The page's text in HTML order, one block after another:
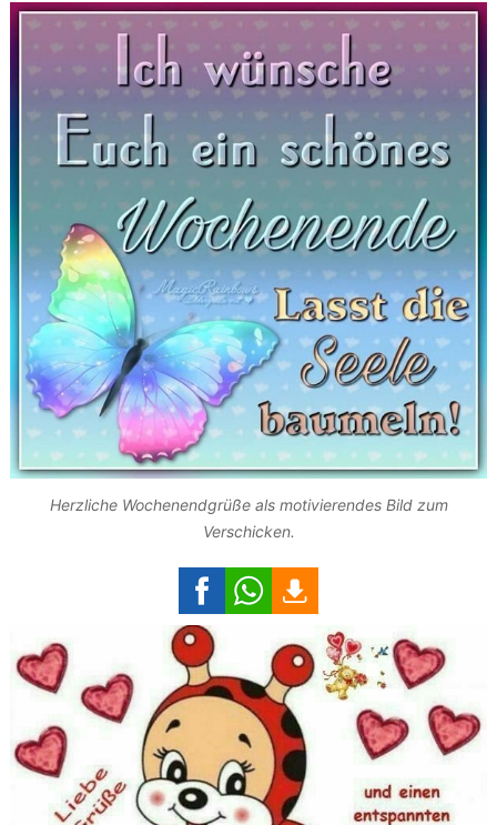
Herzliche Wochenendgrüße als motivierendes Bild zum
Verschicken.